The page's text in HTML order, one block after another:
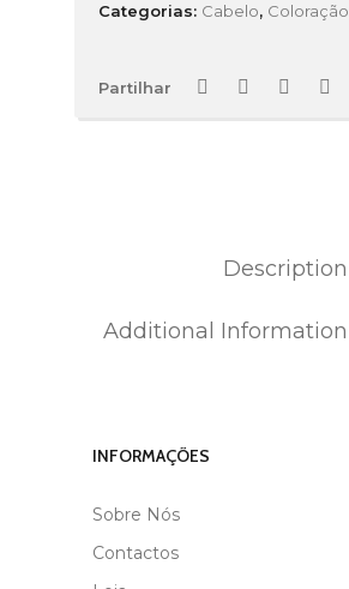
Categorias: Cabelo, Coloração
Partilhar
Description
Additional Information
MARCA
INFORMAÇÕES
Sobre Nós
Contactos